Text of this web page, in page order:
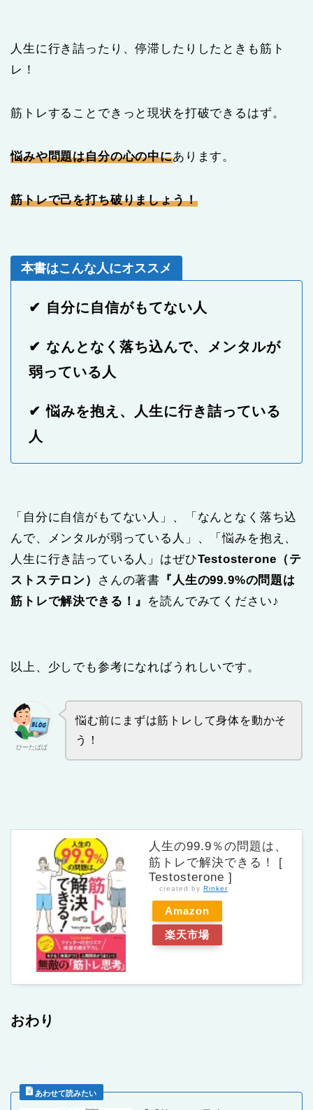
人生に行き詰ったり、停滞したりしたときも筋ト
レ！
筋トレすることできっと現状を打破できるはず。
悩みや問題は自分の心の中にあります。
筋トレで己を打ち破りましょう！
本書はこんな人にオススメ
✔ 自分に自信がもてない人
✔ なんとなく落ち込んで、メンタルが
弱っている人
✔ 悩みを抱え、人生に行き詰っている
人
「自分に自信がもてない人」、「なんとなく落ち込
んで、メンタルが弱っている人」、「悩みを抱え、
人生に行き詰っている人」はぜひTestosterone（テ
ストステロン）
さんの著書 『人生の99.9%の問題は
筋トレで解決できる！』 を読んでみてください♪
以上、少しでも参考になればうれしいです。
ひーたぱぱ
悩む前にまずは筋トレして身体を動かそ
う！
人生の99.9％の問題は、
筋トレで解決できる！ [
Testosterone ]
created by Rinker
Amazon
楽天市場
おわり